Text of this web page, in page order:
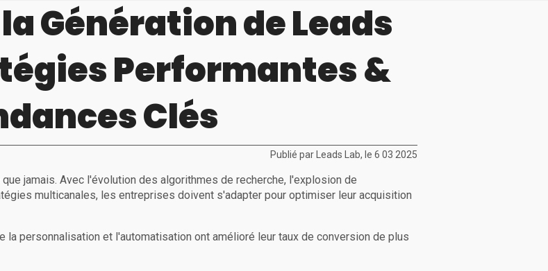
Génération de Leads
Performantes &
Clés
Publié par Leads Lab, le 6 03 2025
jamais. Avec l'évolution des algorithmes de recherche, l'explosion de
multicanales, les entreprises doivent s'adapter pour optimiser leur acquisition
la personnalisation et l'automatisation ont amélioré leur taux de conversion de plus